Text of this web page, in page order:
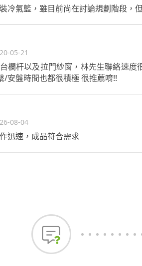
冷氣籃，雖目前尚在討論規劃階段，
05-21
欄杆以及拉門紗窗，林先生聯絡速
/安盤時間也都很積極 很推薦唷!!
08-04
迅速，成品符合需求